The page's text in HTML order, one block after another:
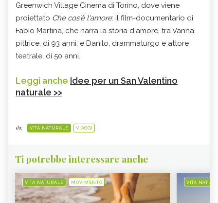
Greenwich Village Cinema di Torino, dove viene
proiettato Che cos'è l'amore: il film-documentario di
Fabio Martina, che narra la storia d'amore, tra Vanna,
pittrice, di 93 anni, e Danilo, drammaturgo e attore
teatrale, di 50 anni.
Leggi anche Idee per un San Valentino
naturale >>
da: VITA NATURALE VIAGGI
Ti potrebbe interessare anche
VITA NATURALE MOVIMENTO VITA